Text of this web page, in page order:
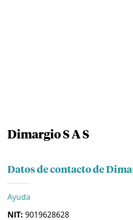
Dimargio S A S
Datos de contacto de
Ayuda
NIT: 9019628628